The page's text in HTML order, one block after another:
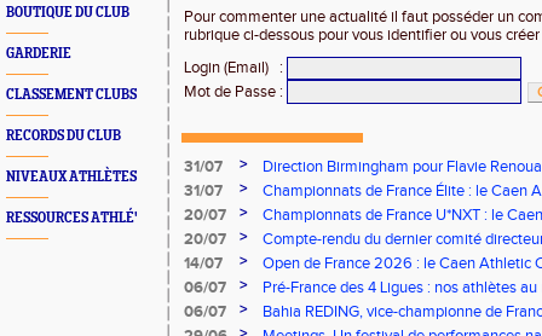
BOUTIQUE DU CLUB
GARDERIE
CLASSEMENT CLUBS
RECORDS DU CLUB
NIVEAUX ATHLÈTES
RESSOURCES ATHLÉ'
Pour commenter une actualité il faut posséder un
rubrique ci-dessous pour vous identifier ou vous
Login (Email)
:
Mot de Passe :
31/07 >
Direction Birmingham pour Flavie
31/07
>
Championnats de France Élite : le Caen
vous à Albi !
20/07 >
Championnats de France U*NXT : le
Stade Charléty !
20/07 >
Compte-rendu du dernier comité
14/07
>
Open de France 2026 : le Caen Athletic
06/07
>
Pré-France des 4 Ligues : nos athlètes
06/07
>
Bahia REDING, vice-championne de